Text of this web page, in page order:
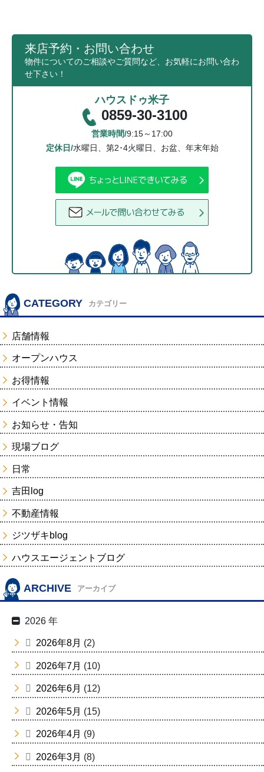
来店予約・お問い合わせ
物件についてのご相談やご質問など、お気軽にお問い合わ
せ下さい！
ハウスドゥ米子
0859-30-3100
営業時間/9:15～17:00
定休日/水曜日、第2･4火曜日、お盆、年末年始
CATEGORY カテゴリー
店舗情報
オープンハウス
お得情報
イベント情報
お知らせ・告知
現場ブログ
日常
吉田log
不動産情報
ジツザキblog
ハウスエージェントブログ
ARCHIVE アーカイブ
2026 年
2026年8月 (2)
2026年7月 (10)
2026年6月 (12)
2026年5月 (15)
2026年4月 (9)
2026年3月 (8)